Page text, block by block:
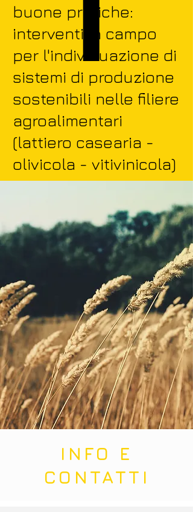
buone pratiche:
interventi in campo
per l'individuazione di
sistemi di produzione
sostenibili nelle filiere
agroalimentari
(lattiero casearia -
olivicola - vitivinicola)
INFO E
CONTATTI